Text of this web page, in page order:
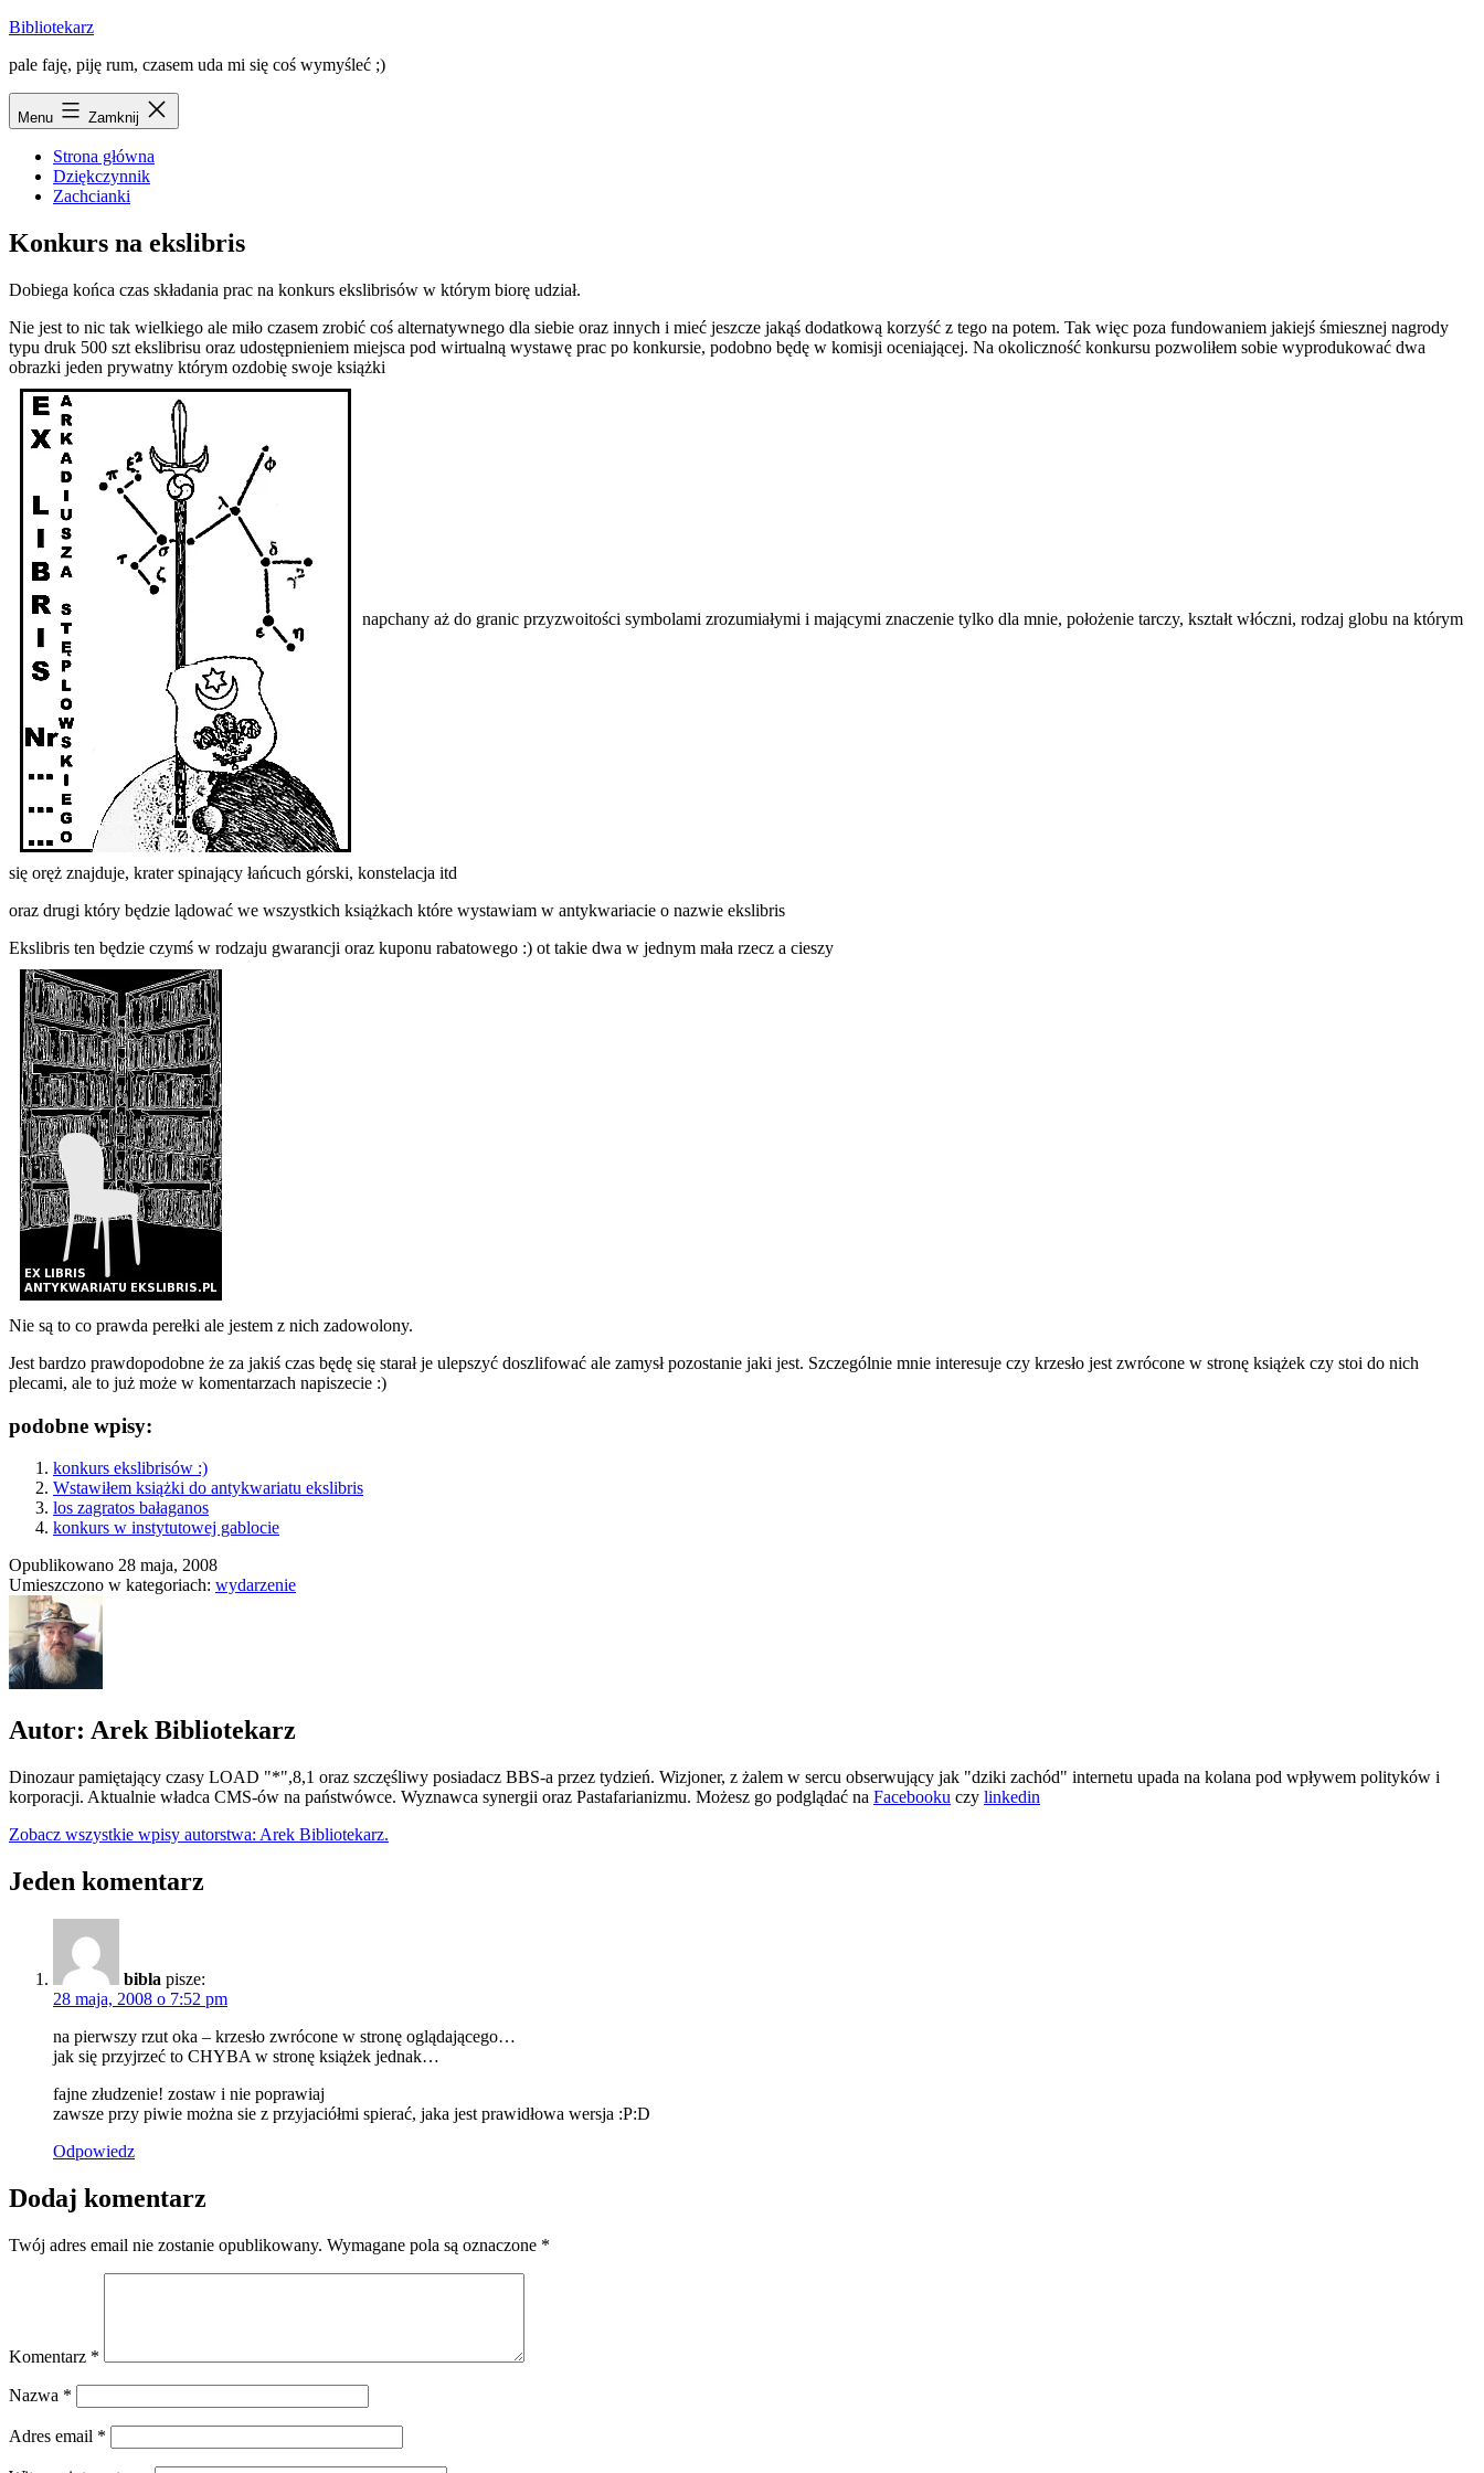
Przejdź
treści
Bibliotekarz
pale faję, piję rum, czasem uda mi się coś wymyśleć ;)
Menu Zamknij
Strona główna
Dziękczynnik
Zachcianki
Konkurs na ekslibris
Dobiega końca czas składania prac na konkurs ekslibrisów w którym biorę udział.
Nie jest to nic tak wielkiego ale miło czasem zrobić coś alternatywnego dla siebie oraz innych i mieć jeszcze jakąś dodatkową korzyść z tego na potem. Tak więc poza fundowaniem jakiejś śmiesznej nagrody
typu druk 500 szt ekslibrisu oraz udostępnieniem miejsca pod wirtualną wystawę prac po konkursie, podobno będę w komisji oceniającej. Na okoliczność konkursu pozwoliłem sobie wyprodukować dwa
obrazki jeden prywatny którym ozdobię swoje książki
napchany aż do granic przyzwoitości symbolami zrozumiałymi i mającymi znaczenie tylko dla mnie, położenie tarczy, kształt włóczni, rodzaj globu na którym
się oręż znajduje, krater spinający łańcuch górski, konstelacja itd
oraz drugi który będzie lądować we wszystkich książkach które wystawiam w antykwariacie o nazwie ekslibris
Ekslibris ten będzie czymś w rodzaju gwarancji oraz kuponu rabatowego :) ot takie dwa w jednym mała rzecz a cieszy
Nie są to co prawda perełki ale jestem z nich zadowolony.
Jest bardzo prawdopodobne że za jakiś czas będę się starał je ulepszyć doszlifować ale zamysł pozostanie jaki jest. Szczególnie mnie interesuje czy krzesło jest zwrócone w stronę książek czy stoi do nich
plecami, ale to już może w komentarzach napiszecie :)
podobne wpisy:
konkurs ekslibrisów :)
Wstawiłem książki do antykwariatu ekslibris
los zagratos bałaganos
konkurs w instytutowej gablocie
Opublikowano 28 maja, 2008
Umieszczono w kategoriach: wydarzenie
Autor: Arek Bibliotekarz
Dinozaur pamiętający czasy LOAD "*",8,1 oraz szczęśliwy posiadacz BBS-a przez tydzień. Wizjoner, z żalem w sercu obserwujący jak "dziki zachód" internetu upada na kolana pod wpływem polityków i
korporacji. Aktualnie władca CMS-ów na państwówce. Wyznawca synergii oraz Pastafarianizmu. Możesz go podglądać na Facebooku czy linkedin
Zobacz wszystkie wpisy autorstwa: Arek Bibliotekarz.
Jeden komentarz
bibla pisze:
28 maja, 2008 o 7:52 pm
na pierwszy rzut oka – krzesło zwrócone w stronę oglądającego…
jak się przyjrzeć to CHYBA w stronę książek jednak…
fajne złudzenie! zostaw i nie poprawiaj
zawsze przy piwie można sie z przyjaciółmi spierać, jaka jest prawidłowa wersja :P:D
Odpowiedz
Dodaj komentarz
Twój adres email nie zostanie opublikowany. Wymagane pola są oznaczone *
Komentarz *
Nazwa *
Adres email *